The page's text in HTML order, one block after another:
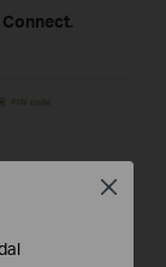
Connect.
configuration
Close